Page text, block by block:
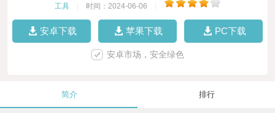
工具 时间：2024-06-06
安卓下载 苹果下载 PC下载
安卓市场，安全绿色
简介 排行